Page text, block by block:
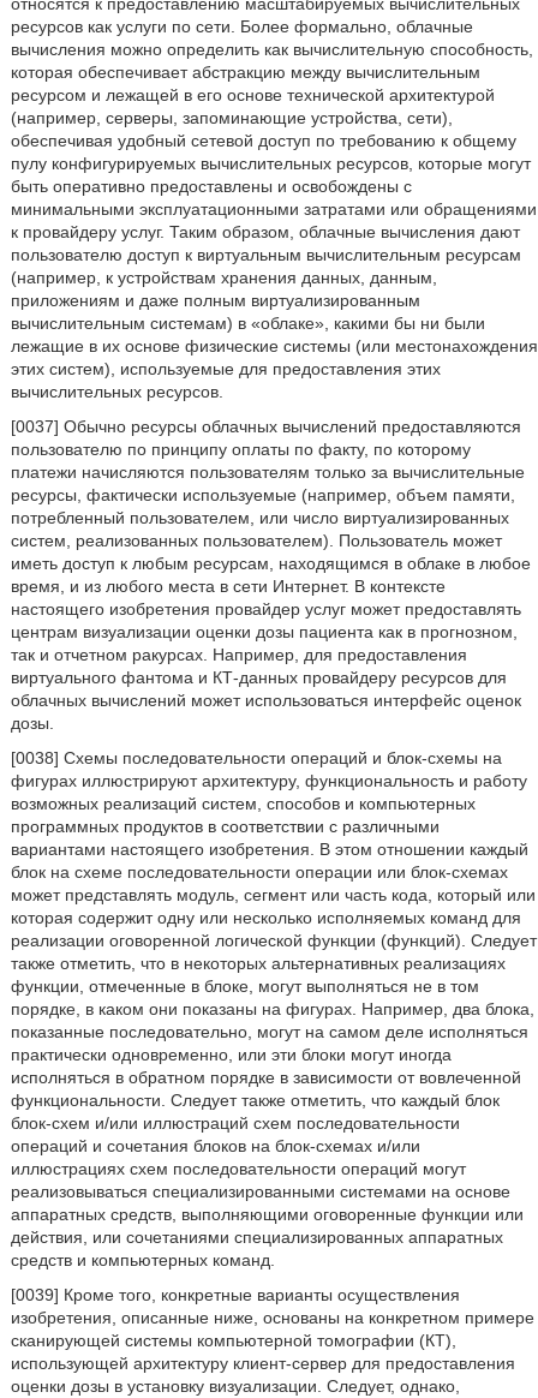
ресурсов как услуги по сети. Более формально, облачные
вычисления можно определить как вычислительную способность,
которая обеспечивает абстракцию между вычислительным
ресурсом и лежащей в его основе технической архитектурой
(например, серверы, запоминающие устройства, сети),
обеспечивая удобный сетевой доступ по требованию к общему
пулу конфигурируемых вычислительных ресурсов, которые могут
быть оперативно предоставлены и освобождены с
минимальными эксплуатационными затратами или обращениями
к провайдеру услуг. Таким образом, облачные вычисления дают
пользователю доступ к виртуальным вычислительным ресурсам
(например, к устройствам хранения данных, данным,
приложениям и даже полным виртуализированным
вычислительным системам) в «облаке», какими бы ни были
лежащие в их основе физические системы (или местонахождения
этих систем), используемые для предоставления этих
вычислительных ресурсов.
[0037] Обычно ресурсы облачных вычислений предоставляются
пользователю по принципу оплаты по факту, по которому
платежи начисляются пользователям только за вычислительные
ресурсы, фактически используемые (например, объем памяти,
потребленный пользователем, или число виртуализированных
систем, реализованных пользователем). Пользователь может
иметь доступ к любым ресурсам, находящимся в облаке в любое
время, и из любого места в сети Интернет. В контексте
настоящего изобретения провайдер услуг может предоставлять
центрам визуализации оценки дозы пациента как в прогнозном,
так и отчетном ракурсах. Например, для предоставления
виртуального фантома и КТ-данных провайдеру ресурсов для
облачных вычислений может использоваться интерфейс оценок
дозы.
[0038] Схемы последовательности операций и блок-схемы на
фигурах иллюстрируют архитектуру, функциональность и работу
возможных реализаций систем, способов и компьютерных
программных продуктов в соответствии с различными
вариантами настоящего изобретения. В этом отношении каждый
блок на схеме последовательности операции или блок-схемах
может представлять модуль, сегмент или часть кода, который или
которая содержит одну или несколько исполняемых команд для
реализации оговоренной логической функции (функций). Следует
также отметить, что в некоторых альтернативных реализациях
функции, отмеченные в блоке, могут выполняться не в том
порядке, в каком они показаны на фигурах. Например, два блока,
показанные последовательно, могут на самом деле исполняться
практически одновременно, или эти блоки могут иногда
исполняться в обратном порядке в зависимости от вовлеченной
функциональности. Следует также отметить, что каждый блок
блок-схем и/или иллюстраций схем последовательности
операций и сочетания блоков на блок-схемах и/или
иллюстрациях схем последовательности операций могут
реализовываться специализированными системами на основе
аппаратных средств, выполняющими оговоренные функции или
действия, или сочетаниями специализированных аппаратных
средств и компьютерных команд.
[0039] Кроме того, конкретные варианты осуществления
изобретения, описанные ниже, основаны на конкретном примере
сканирующей системы компьютерной томографии (КТ),
использующей архитектуру клиент-сервер для предоставления
оценки дозы в установку визуализации. Следует, однако,